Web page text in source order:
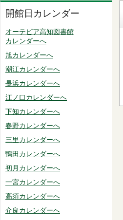
開館日カレンダー
オーテピア高知図書館
カレンダーへ
旭カレンダーへ
潮江カレンダーへ
長浜カレンダーへ
江ノ口カレンダーへ
下知カレンダーへ
春野カレンダーへ
三里カレンダーへ
鴨田カレンダーへ
初月カレンダーへ
一宮カレンダーへ
高須カレンダーへ
介良カレンダーへ